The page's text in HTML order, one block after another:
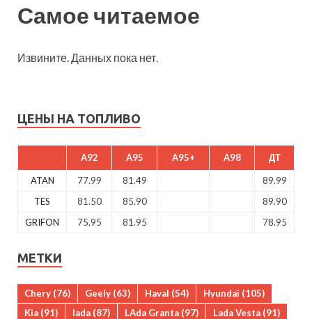
Самое читаемое
Извините. Данных пока нет.
ЦЕНЫ НА ТОПЛИВО
A92 A95 A95+ A98 ДТ
ATAN 77.99 81.49
89.99
TES
81.50 85.90
89.90
GRIFON
75.95 81.95 78.95
МЕТКИ
Chery (76) Geely (63) Haval (54) Hyundai (105)
Kia (91) lada (87) LAda Granta (97) Lada Vesta (91)